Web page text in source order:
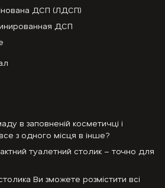
ДСП (ЛДСП)
ДСП
в заповненій косметичці і
з одного місця в інше?
туалетний столик – точно для
Ви зможете розмістити всі